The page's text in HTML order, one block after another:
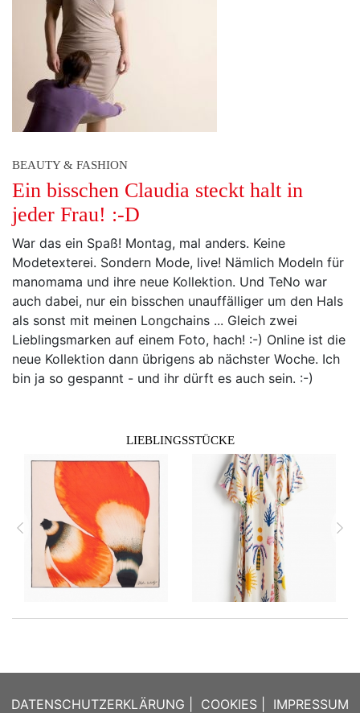
BEAUTY & FASHION
Ein bisschen Claudia steckt halt in
jeder Frau! :-D
War das ein Spaß! Montag, mal anders. Keine
Modetexterei. Sondern Mode, live! Nämlich Modeln für
manomama und ihre neue Kollektion. Und TeNo war
auch dabei, nur ein bisschen unauffälliger um den Hals
als sonst mit meinen Longchains ... Gleich zwei
Lieblingsmarken auf einem Foto, hach! :-) Online ist die
neue Kollektion dann übrigens ab nächster Woche. Ich
bin ja so gespannt - und ihr dürft es auch sein. :-)
LIEBLINGSSTÜCKE
zurück vor
DATENSCHUTZERKLÄRUNG COOKIES IMPRESSUM